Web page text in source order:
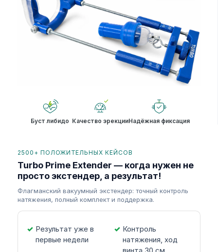
Буст либидо Качество эрекцииНадёжная фиксация
2500+ ПОЛОЖИТЕЛЬНЫХ КЕЙСОВ
Turbo Prime Extender — когда нужен не
просто экстендер, а результат!
Флагманский вакуумный экстендер: точный контроль
натяжения, полный комплект и поддержка.
Результат уже в
первые недели
Контроль
натяжения, ход
винта 30 см